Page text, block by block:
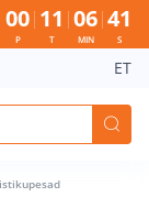
00
P
11
T
06
MIN
41
S
ET